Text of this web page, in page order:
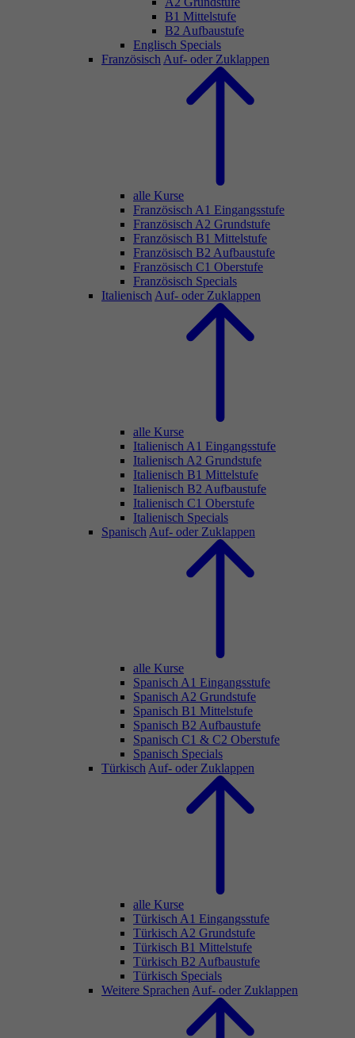
B1 Mittelstufe
B2 Aufbaustufe
Englisch Specials
Französisch Auf- oder Zuklappen
alle Kurse
Französisch A1 Eingangsstufe
Französisch A2 Grundstufe
Französisch B1 Mittelstufe
Französisch B2 Aufbaustufe
Französisch C1 Oberstufe
Französisch Specials
Italienisch Auf- oder Zuklappen
alle Kurse
Italienisch A1 Eingangsstufe
Italienisch A2 Grundstufe
Italienisch B1 Mittelstufe
Italienisch B2 Aufbaustufe
Italienisch C1 Oberstufe
Italienisch Specials
Spanisch Auf- oder Zuklappen
alle Kurse
Spanisch A1 Eingangsstufe
Spanisch A2 Grundstufe
Spanisch B1 Mittelstufe
Spanisch B2 Aufbaustufe
Spanisch C1 & C2 Oberstufe
Spanisch Specials
Türkisch Auf- oder Zuklappen
alle Kurse
Türkisch A1 Eingangsstufe
Türkisch A2 Grundstufe
Türkisch B1 Mittelstufe
Türkisch B2 Aufbaustufe
Türkisch Specials
Weitere Sprachen Auf- oder Zuklappen